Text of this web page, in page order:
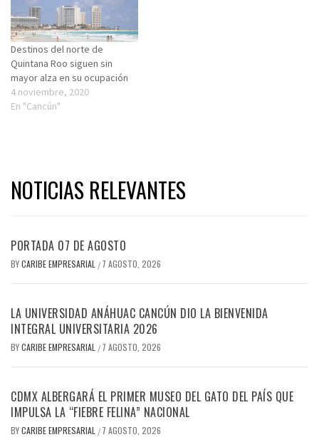
Destinos del norte de
Quintana Roo siguen sin
mayor alza en su ocupación
4 noviembre, 2020
En "Cancún"
NOTICIAS RELEVANTES
PORTADA 07 DE AGOSTO
BYCARIBE EMPRESARIAL / 7 AGOSTO, 2026
LA UNIVERSIDAD ANÁHUAC CANCÚN DIO LA BIENVENIDA
INTEGRAL UNIVERSITARIA 2026
BYCARIBE EMPRESARIAL / 7 AGOSTO, 2026
CDMX ALBERGARÁ EL PRIMER MUSEO DEL GATO DEL PAÍS QUE
IMPULSA LA “FIEBRE FELINA” NACIONAL
BYCARIBE EMPRESARIAL / 7 AGOSTO, 2026